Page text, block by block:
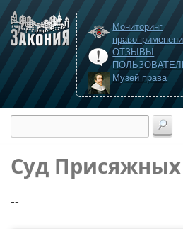
Мониторинг
ОТЗЫВЫ
Музей права
Суд Присяжных
--